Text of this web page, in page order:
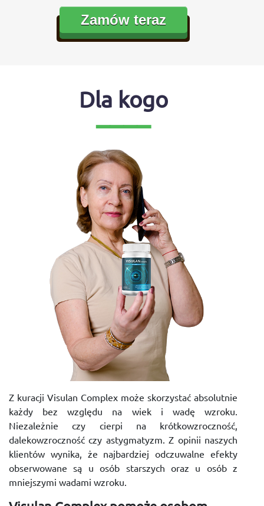
Zamów teraz
Dla kogo
Z kuracji Visulan Complex może skorzystać absolutnie
każdy bez względu na wiek i wadę wzroku.
Niezależnie czy cierpi na krótkowzroczność,
dalekowzroczność czy astygmatyzm. Z opinii naszych
klientów wynika, że najbardziej odczuwalne efekty
obserwowane są u osób starszych oraz u osób z
mniejszymi wadami wzroku.